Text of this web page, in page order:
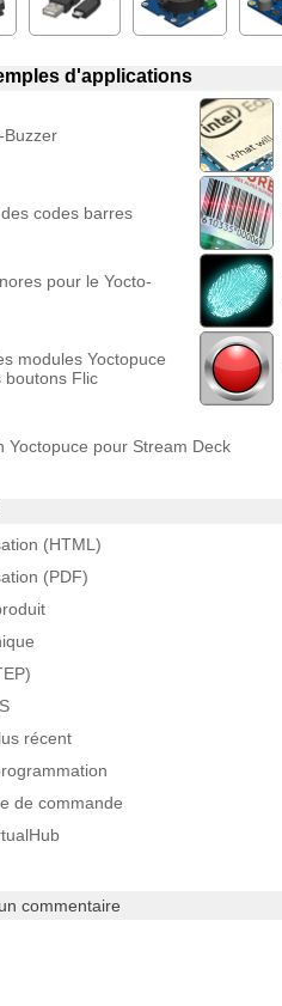
d'applications
Buzzer
codes barres
pour le Yocto-
modules Yoctopuce
boutons Flic
Yoctopuce pour Stream Deck
(HTML)
(PDF)
récent
de commande
commentaire